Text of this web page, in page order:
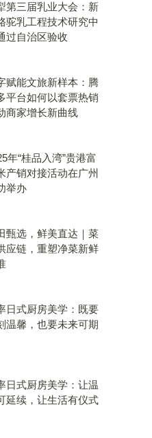
第三届乳业大会：新
驼乳工程技术研究中
过自治区验收
赋能文旅新样本：腾
平台如何以套票热销
商家增长新曲线
年“桂品入湾”贵港富
产销对接活动在广州
举办
甄选，鲜美直达｜菜
应链，重塑净菜新鲜
日式厨房美学：既要
温馨，也要未来可期
日式厨房美学：让温
延续，让生活有仪式